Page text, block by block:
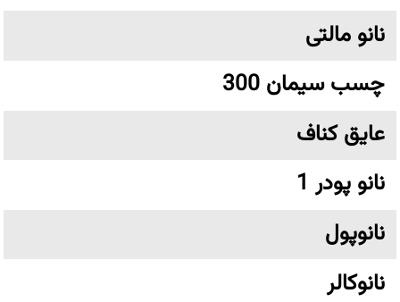
نانو مالتی
چسب سیمان 300
عایق کناف
نانو پودر 1
نانوپول
نانوکالر